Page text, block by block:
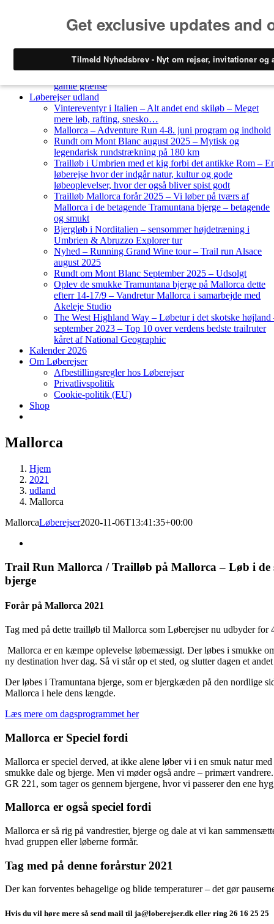
Løberejser Danmark
gamle grænse
Løberejser udland
Vintereventyr i Italien – Alt andet end skiløb – Meget
mere løb, rafting, snesko…
Mallorca – Adventure Run 4-8. juni program og indhold
Rundt om Mont Blanc august 2025 – Mytisk og
legendarisk rundstrækning på 180 km
Trailløb i Umbrien med et kig forbi det antikke Rom –
løberejse hvor der indgår natur, kultur og gode
løbeoplevelser, hvor der også bliver spist godt
Trailløb Mallorca forår 2025 – Vi løber på tværs af
Mallorca i de betagende Tramuntana bjerge – betagende
og smukt
Bjergløb i Norditalien – sensommer højdetræning i
Umbrien & Abruzzo Explorer tur
Nyhed – Running Grand Wine tour – Trail run Alsace
august 2025
Rundt om Mont Blanc September 2025 – Udsolgt
Oplev de smukke Tramuntana bjerge på Mallorca dette
efterr 14-17/9 – Vandretur Mallorca i samarbejde med
Akeleje Studio
The West Highland Way – Løbetur i det skotske højland
september 2023 – Top 10 over verdens bedste trailruter
kåret af National Geographic
Kalender 2026
Om Løberejser
Afbestillingsregler hos Løberejser
Privatlivspolitik
Cookie-politik (EU)
Shop
Mallorca
Hjem
2021
udland
Mallorca
MallorcaLøberejser2020-11-06T13:41:35+00:00
Trail Run Mallorca / Trailløb på Mallorca – Løb i de
bjerge
Forår på Mallorca 2021
Tag med på dette trailløb til Mallorca som Løberejser nu udbyder for
Mallorca er en kæmpe oplevelse løbemæssigt. Der løbes i smukke
ny destination hver dag. Så vi står op et sted, og slutter dagen et
Der løbes i Tramuntana bjerge, som er bjergkæden på den nordlige
Mallorca i hele dens længde.
Læs mere om dagsprogrammet her
Mallorca er Speciel fordi
Mallorca er speciel derved, at ikke alene løber vi i en smuk natur
smukke dale og bjerge. Men vi møder også andre – primært
GR 221, som tager os gennem bjergene, hvor vi passerer den ene
Mallorca er også speciel fordi
Mallorca er så rig på vandrestier, bjerge og dale at vi kan
hvad gruppen eller løberne formår.
Tag med på denne forårstur 2021
Der kan forventes behagelige og blide temperaturer – det gør
Hvis du vil høre mere så send mail til ja@loberejser.dk eller ring 26 16 25 25